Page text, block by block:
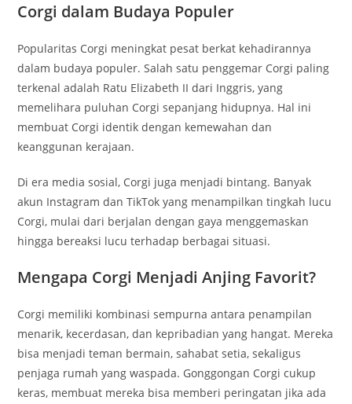
Corgi dalam Budaya Populer
Popularitas Corgi meningkat pesat berkat kehadirannya
dalam budaya populer. Salah satu penggemar Corgi paling
terkenal adalah Ratu Elizabeth II dari Inggris, yang
memelihara puluhan Corgi sepanjang hidupnya. Hal ini
membuat Corgi identik dengan kemewahan dan
keanggunan kerajaan.
Di era media sosial, Corgi juga menjadi bintang. Banyak
akun Instagram dan TikTok yang menampilkan tingkah lucu
Corgi, mulai dari berjalan dengan gaya menggemaskan
hingga bereaksi lucu terhadap berbagai situasi.
Mengapa Corgi Menjadi Anjing Favorit?
Corgi memiliki kombinasi sempurna antara penampilan
menarik, kecerdasan, dan kepribadian yang hangat. Mereka
bisa menjadi teman bermain, sahabat setia, sekaligus
penjaga rumah yang waspada. Gonggongan Corgi cukup
keras, membuat mereka bisa memberi peringatan jika ada